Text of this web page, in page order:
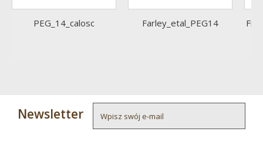
PEG_14_calosc Farley_etal_PEG14
Newsletter